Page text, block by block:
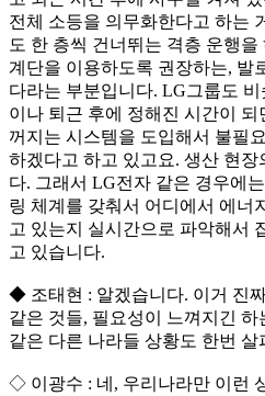
전체 소등을 의무화한다고 하는
도 한 층씩 건너뛰는 격층 운행
계단을 이용하도록 권장하는, 발
다라는 부분입니다. LG그룹도
이나 퇴근 후에 정해진 시간이
꺼지는 시스템을 도입해서 불필
하겠다고 하고 있고요. 생산 현장
다. 그래서 LG전자 같은 경우에
링 체계를 갖춰서 어디에서 에너
고 있는지 실시간으로 파악해서
고 있습니다.
◆ 조태현 : 알겠습니다. 이거 진
같은 것들, 필요성이 느껴지긴 하
같은 다른 나라들 상황도 한번 살
◇ 이광수 : 네, 우리나라만 이런